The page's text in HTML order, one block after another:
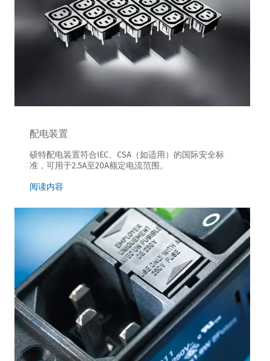
配电装置
硕特配电装置符合IEC、CSA（如适用）的国际安全标
准，可用于2.5A至20A额定电流范围。
阅读内容